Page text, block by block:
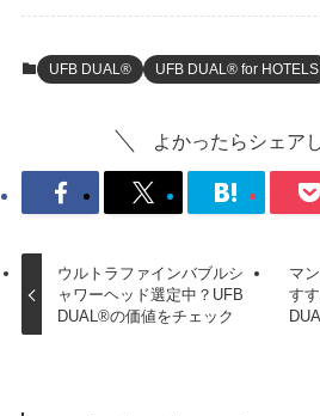
UFB DUAL® UFB DUAL® for HOTELS
よかったらシェア
ウルトラファインバブルシ
ャワーヘッド選定中？UFB
DUAL®の価値をチェック
マ
す